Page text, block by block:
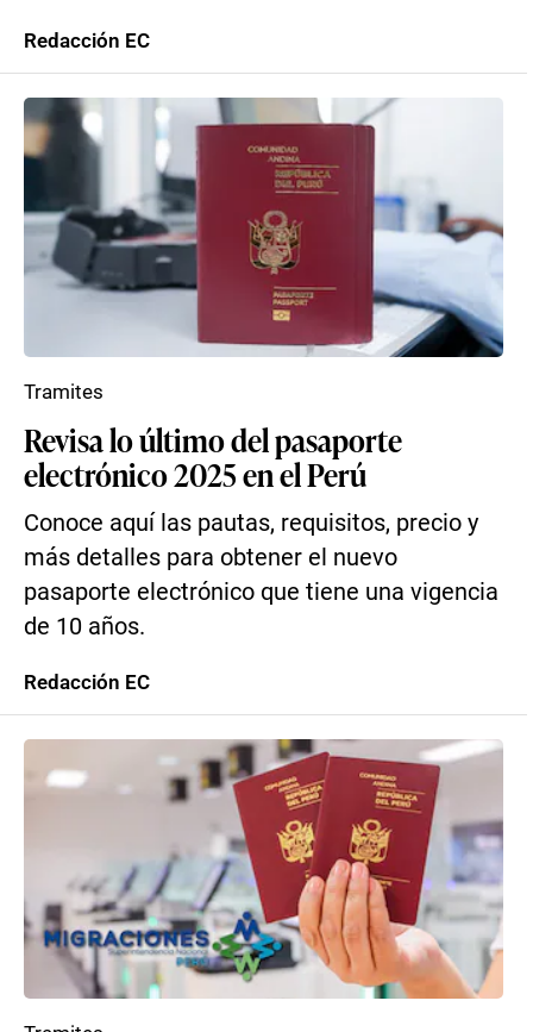
Redacción EC
Revisa lo último del pasaporte
electrónico 2025 en el Perú
Conoce aquí las pautas, requisitos, precio y
más detalles para obtener el nuevo
pasaporte electrónico que tiene una vigencia
de 10 años.
Tramites
Redacción EC